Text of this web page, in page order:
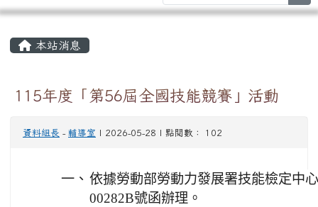
本站消息
115年度「第56屆全國技能競賽」活動
資料組長 - 輔導室 | 2026-05-28 | 點閱數： 102
一、 依據勞動部勞動力發展署技能檢定中
00282B號函辦理。